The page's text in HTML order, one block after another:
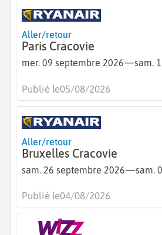
Aller/retour
Paris Cracovie
mer. 09 septembre 2026—sam.
Publié le05/08/2026
Aller/retour
Bruxelles Cracovie
sam. 26 septembre 2026—sam.
Publié le04/08/2026